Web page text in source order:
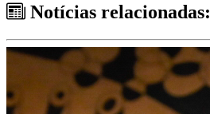
Notícias relacionadas: